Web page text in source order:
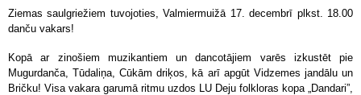
Ziemas saulgriežiem tuvojoties, Valmiermuižā 17. decembrī plkst. 18.00
danču vakars!
Kopā ar zinošiem muzikantiem un dancotājiem varēs izkustēt pie
Mugurdanča, Tūdaliņa, Cūkām driķos, kā arī apgūt Vidzemes jandālu un
Bričku! Visa vakara garumā ritmu uzdos LU Deju folkloras kopa „Dandari”,